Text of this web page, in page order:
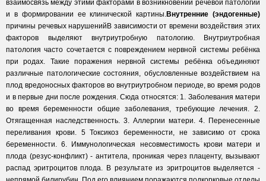
взаимосвязь между этими факторами в возникновении речевой патологии
и в формировании ее клинической картины.Внутренние (эндогенные)
причины речевых нарушенийВ зависимости от времени воздействия этих
факторов выделяют внутриутробную патологию. Внутриутробная
патология часто сочетается с повреждением нервной системы ребёнка
при родах. Такие поражения нервной системы ребёнка объединяют
различные патологические состояния, обусловленные воздействием на
плод вредоносных факторов во внутриутробном периоде, во время родов
и в первые дни после рождения. Сюда относятся: 1. Заболевания матери
во время беременности общие заболевания, требующие лечения. 2.
Отягащенная наследственность. 3. Аллергии матери. 4. Перенесенные
переливания крови. 5 Токсикоз беременности, не зависимо от срока
беременности. 6. Иммунологическая несовместимость крови матери и
плода (резус-конфликт) - антитела, проникая через плаценту, вызывают
распад эритроцитов плода. В результате из эритроцитов выделяется -